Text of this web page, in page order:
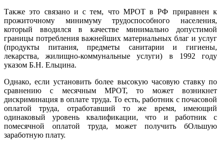
Также это связано и с тем, что МРОТ в РФ приравнен к
прожиточному минимуму трудоспособного населения,
который вводился в качестве минимально допустимой
границы потребления важнейших материальных благ и услуг
(продукты питания, предметы санитарии и гигиены,
лекарства, жилищно-коммунальные услуги) в 1992 году
указом Б.Н. Ельцина.
Однако, если установить более высокую часовую ставку по
сравнению с месячным МРОТ, то может возникнет
дискриминация в оплате труда. То есть, работник с почасовой
оплатой труда, отработавший то же время, имеющий
одинаковый уровень квалификации, что и работник с
помесячной оплатой труда, может получить бОльшую
заработную плату.